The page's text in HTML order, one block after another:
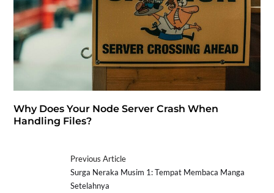
Why Does Your Node Server Crash When
Handling Files?
Previous Article
Surga Neraka Musim 1: Tempat Membaca Manga
Setelahnya